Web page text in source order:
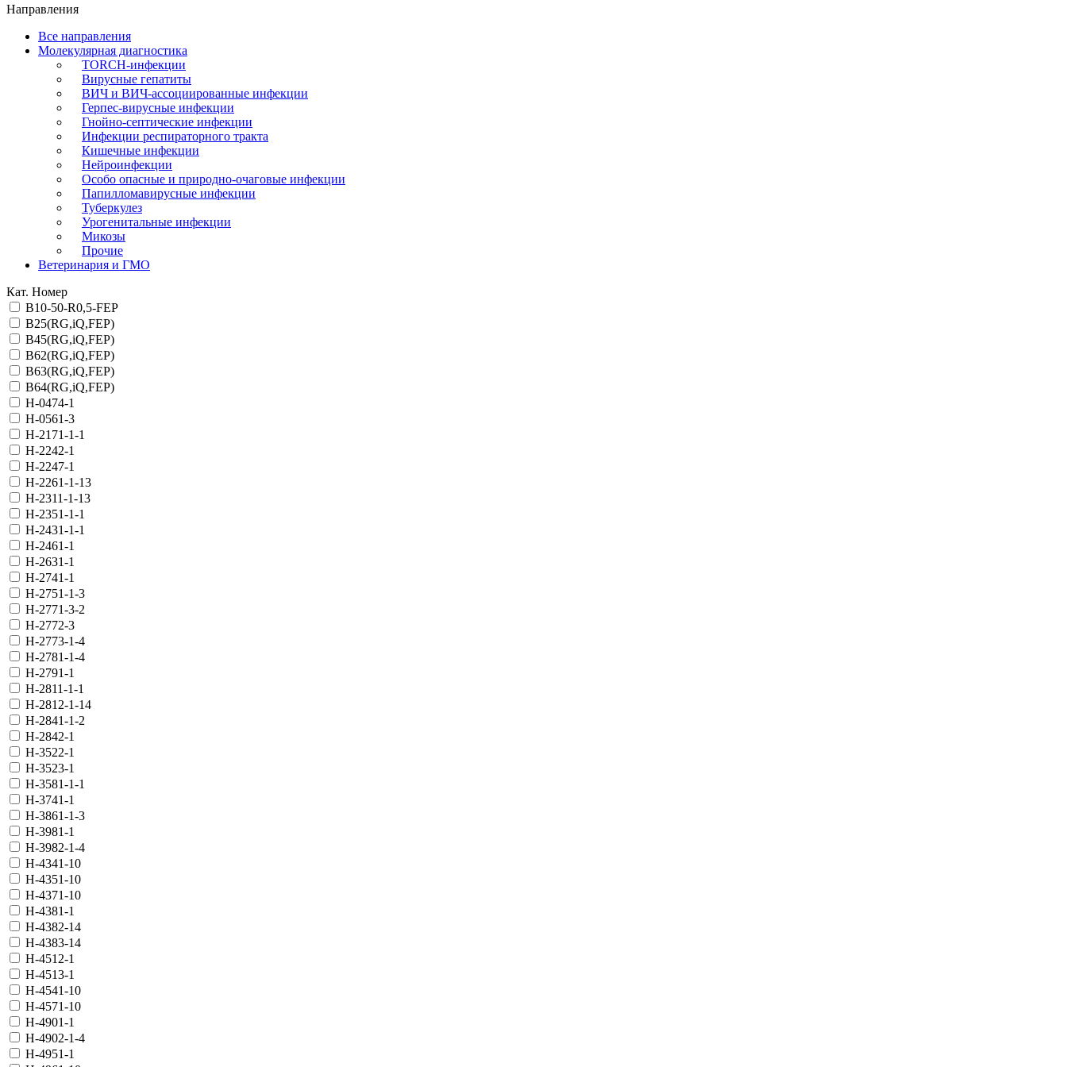
Направления
Все направления
Молекулярная диагностика
TORCH-инфекции
Вирусные гепатиты
ВИЧ и ВИЧ-ассоциированные инфекции
Герпес-вирусные инфекции
Гнойно-септические инфекции
Инфекции респираторного тракта
Кишечные инфекции
Нейроинфекции
Особо опасные и природно-очаговые инфекции
Папилломавирусные инфекции
Туберкулез
Урогенитальные инфекции
Микозы
Прочие
Ветеринария и ГМО
Кат. Номер
B10-50-R0,5-FEP
B25(RG,iQ,FEP)
B45(RG,iQ,FEP)
B62(RG,iQ,FEP)
B63(RG,iQ,FEP)
B64(RG,iQ,FEP)
H-0474-1
H-0561-3
H-2171-1-1
H-2242-1
H-2247-1
H-2261-1-13
H-2311-1-13
H-2351-1-1
H-2431-1-1
H-2461-1
H-2631-1
H-2741-1
H-2751-1-3
H-2771-3-2
H-2772-3
H-2773-1-4
H-2781-1-4
H-2791-1
H-2811-1-1
H-2812-1-14
H-2841-1-2
H-2842-1
H-3522-1
H-3523-1
H-3581-1-1
H-3741-1
H-3861-1-3
H-3981-1
H-3982-1-4
H-4341-10
H-4351-10
H-4371-10
H-4381-1
H-4382-14
H-4383-14
H-4512-1
H-4513-1
H-4541-10
H-4571-10
H-4901-1
H-4902-1-4
H-4951-1